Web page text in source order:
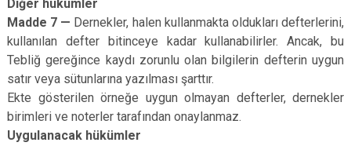
Diğer hükümler
Madde 7 — Dernekler, halen kullanmakta oldukları defterlerini,
kullanılan defter bitinceye kadar kullanabilirler. Ancak, bu
Tebliğ gereğince kaydı zorunlu olan bilgilerin defterin uygun
satır veya sütunlarına yazılması şarttır.
Ekte gösterilen örneğe uygun olmayan defterler, dernekler
birimleri ve noterler tarafından onaylanmaz.
Uygulanacak hükümler